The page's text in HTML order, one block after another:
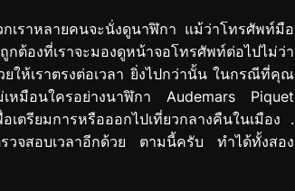
เราหลายคนจะนั่งดูนาฬิกา แม้ว่าโทรศัพท์มือ
ต้องที่เราจะมองดูหน้าจอโทรศัพท์ต่อไปไม่ว่า
ให้เราตรงต่อเวลา ยิ่งไปกว่านั้น ในกรณีที่คุณ
หมือนใครอย่างนาฬิกา Audemars Piquet
ตรียมการหรือออกไปเที่ยวกลางคืนในเมือง .
วจสอบเวลาอีกด้วย ตามนี้ครับ ทำได้ทั้งสอง